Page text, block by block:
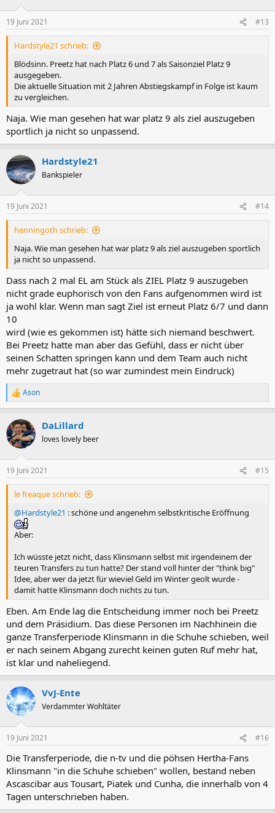
19 Juni 2021 #13
Hardstyle21 schrieb:
Blödsinn. Preetz hat nach Platz 6 und 7 als Saisonziel Platz 9
ausgegeben.
Die aktuelle Situation mit 2 Jahren Abstiegskampf in Folge ist kaum
zu vergleichen.
Naja. Wie man gesehen hat war platz 9 als ziel auszugeben
sportlich ja nicht so unpassend.
Hardstyle21
Bankspieler
19 Juni 2021 #14
henningoth schrieb:
Naja. Wie man gesehen hat war platz 9 als ziel auszugeben sportlich
ja nicht so unpassend.
Dass nach 2 mal EL am Stück als ZIEL Platz 9 auszugeben
nicht grade euphorisch von den Fans aufgenommen wird ist
ja wohl klar. Wenn man sagt Ziel ist erneut Platz 6/7 und dann
10
wird (wie es gekommen ist) hätte sich niemand beschwert.
Bei Preetz hatte man aber das Gefühl, dass er nicht über
seinen Schatten springen kann und dem Team auch nicht
mehr zugetraut hat (so war zumindest mein Eindruck)
R
e
k
t
i
e
n
Ason
DaLillard
loves lovely beer
19 Juni 2021 #15
le freaque schrieb:
@Hardstyle21 : schöne und angenehm selbstkritische Eröffnung
Aber:
Ich wüsste jetzt nicht, dass Klinsmann selbst mit irgendeinem der
teuren Transfers zu tun hatte? Der stand voll hinter der "think big"
Idee, aber wer da jetzt für wieviel Geld im Winter geolt wurde -
damit hatte Klinsmann doch nichts zu tun.
Eben. Am Ende lag die Entscheidung immer noch bei Preetz
und dem Präsidium. Das diese Personen im Nachhinein die
ganze Transferperiode Klinsmann in die Schuhe schieben, weil
er nach seinem Abgang zurecht keinen guten Ruf mehr hat,
ist klar und naheliegend.
VvJ-Ente
Verdammter Wohltäter
19 Juni 2021 #16
Die Transferperiode, die n-tv und die pöhsen Hertha-Fans
Klinsmann "in die Schuhe schieben" wollen, bestand neben
Ascascibar aus Tousart, Piatek und Cunha, die innerhalb von 4
Tagen unterschrieben haben.